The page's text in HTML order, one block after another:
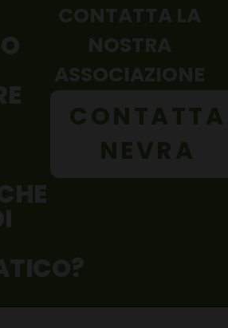
CONTATTA LA
NOSTRA
ASSOCIAZIONE
CONTATTA
NEVRA